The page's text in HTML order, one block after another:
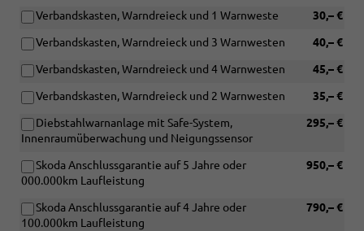
30,– €
Verbandskasten, Warndreieck und 1 Warnweste
40,– €
Verbandskasten, Warndreieck und 3 Warnwesten
45,– €
Verbandskasten, Warndreieck und 4 Warnwesten
35,– €
Verbandskasten, Warndreieck und 2 Warnwesten
295,– €
Diebstahlwarnanlage mit Safe-System,
Innenraumüberwachung und Neigungssensor
950,– €
Skoda Anschlussgarantie auf 5 Jahre oder
000.000km Laufleistung
790,– €
Skoda Anschlussgarantie auf 4 Jahre oder
100.000km Laufleistung